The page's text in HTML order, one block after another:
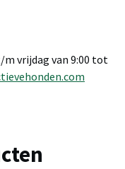
m vrijdag van 9:00 tot